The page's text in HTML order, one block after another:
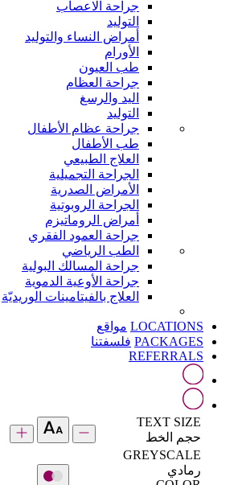
جراحة الاعصاب
التوليد
أمراض النساء والتوليد
الأورام
طب العيون
جراحة العظام
اليد والرسغ
التوليد
جراحة عظام الأطفال
طب الأطفال
العلاج الطبيعي
الجراحة التجميلية
الأمراض الصدرية
الجراحة الروبوتية
أمراض الروماتيزم
جراحة العمود الفقري
الطب الرياضي
جراحة المسالك البولية
جراحة الأوعية الدموية
العلاج بالفيتامينات الوريديّة
LOCATIONS مواقع
PACKAGES فلسفتنا
REFERRALS
TEXT SIZE
حجم الخط
GREYSCALE
رمادي